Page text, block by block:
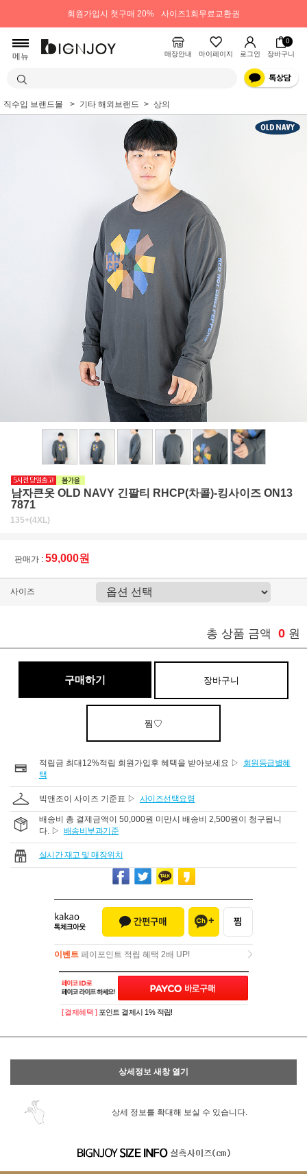
회원가입시 첫구매 20% 사이즈1회무료교환권
메뉴 매장안내 마이페이지 로그인
0
장바구니
직수입 브랜드몰 기타 해외브랜드 상의
남자큰옷 OLD NAVY 긴팔티 RHCP(차콜)-킹사이즈 ON13
7871
135+(4XL)
판매가 : 59,000원
사이즈
총 상품 금액 0 원
구매하기 장바구니
찜♡
적립금 최대12%적립 회원가입후 혜택을 받아보세요 ▷
회원등급별혜
택
빅앤조이 사이즈 기준표 ▷ 사이즈선택요령
배송비 총 결제금액이 50,000원 미만시 배송비 2,500원이 청구됩니
다. ▷ 배송비부과기준
실시간 재고 및 매장위치
이벤트 페이포인트 적립 혜택 2배 UP!
이벤트페이포인트 적립 혜택 2배 UP!
[ 결제혜택 ] 포인트 결제시 1% 적립!
상세정보 새창 열기
상세 정보를 확대해 보실 수 있습니다.